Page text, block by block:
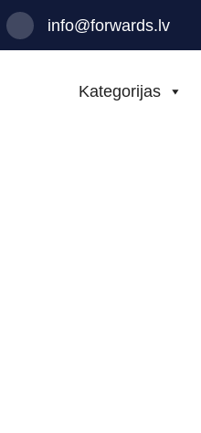
info@forwards.lv
Kategorijas